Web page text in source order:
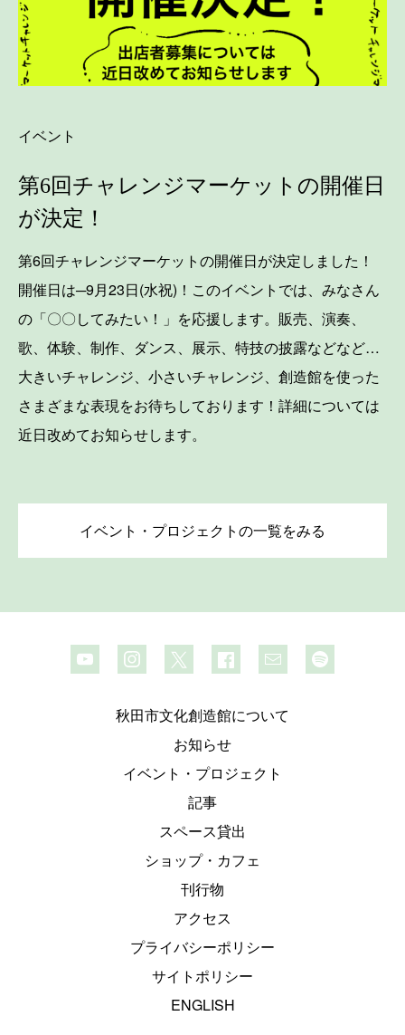
イベント
第6回チャレンジマーケットの開催日
が決定！
第6回チャレンジマーケットの開催日が決定しました！
開催日は─9月23日(水祝)！このイベントでは、みなさん
の「〇〇してみたい！」を応援します。販売、演奏、
歌、体験、制作、ダンス、展示、特技の披露などなど…
大きいチャレンジ、小さいチャレンジ、創造館を使った
さまざまな表現をお待ちしております！詳細については
近日改めてお知らせします。
イベント・プロジェクトの一覧をみる
秋田市文化創造館について
お知らせ
イベント・プロジェクト
記事
スペース貸出
ショップ・カフェ
刊行物
アクセス
プライバシーポリシー
サイトポリシー
ENGLISH